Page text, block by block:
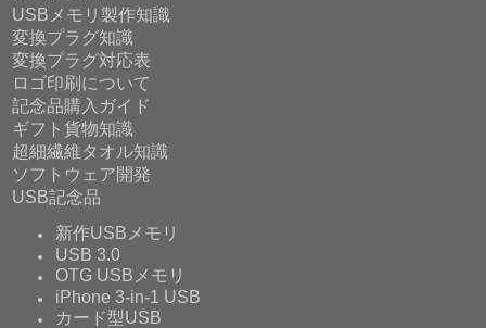
USBメモリ製作知識
変換プラグ知識
変換プラグ対応表
ロゴ印刷について
記念品購入ガイド
ギフト貨物知識
超細繊維タオル知識
ソフトウェア開発
USB記念品
新作USBメモリ
USB 3.0
OTG USBメモリ
iPhone 3-in-1 USB
カード型USB